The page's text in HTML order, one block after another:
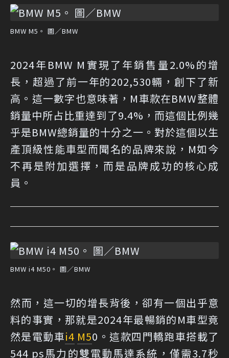
BMW M5。 圖／BMW
2024年BMW M實現了年銷售量2.0%的增
長，超過了前一年的202,530輛，創下了新
高。這一數字也意味著，M車款在BMW整體
銷量中所占比重達到了9.4%，而這個比例幾
乎是BMW總銷量的十分之一。對於這個以生
產頂級性能車型而聞名的品牌來說，M如今
不再是附加選擇，而是品牌成功的核心成
員。
BMW i4 M50。 圖／BMW
然而，這一切的增長背後，卻有一個出乎意
料的事實，那就是2024年最暢銷的M車型竟
然是電動車i4 M50。這款四門轎跑車搭載了
544 ps馬力的雙電動馬達系統，僅需3.7秒